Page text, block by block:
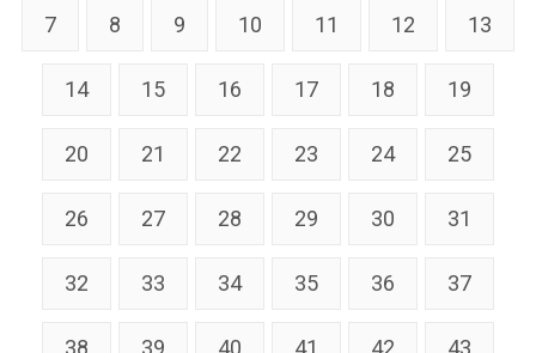
7 8 9 10 11 12 13
14 15 16 17 18 19
20 21 22 23 24 25
26 27 28 29 30 31
32 33 34 35 36 37
38 39 40 41 42 43